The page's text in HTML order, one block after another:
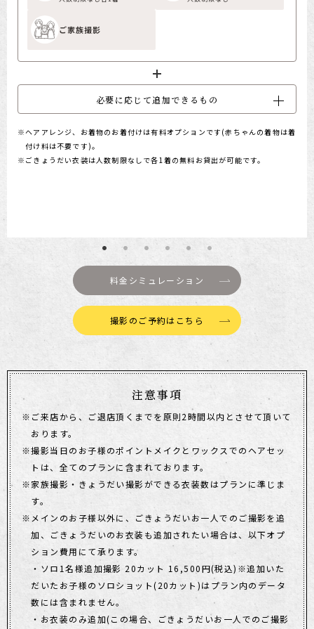
ご家族撮影
必要に応じて追加できるもの
ヘアアレンジ、お着物のお着付けは有料オプションです(赤ちゃんの着物は着
付け料は不要です)。
ごきょうだい衣装は人数制限なしで各1着の無料お貸出が可能です。
料金シミュレーション
撮影のご予約はこちら
注意事項
ご来店から、ご退店頂くまでを原則2時間以内とさせて頂いて
おります。
撮影当日のお子様のポイントメイクとワックスでのヘアセッ
トは、全てのプランに含まれております。
家族撮影・きょうだい撮影ができる衣装数はプランに準じま
す。
メインのお子様以外に、ごきょうだいお一人でのご撮影を追
加、ごきょうだいのお衣装も追加されたい場合は、以下オプ
ション費用にて承ります。
・ソロ1名様追加撮影 20カット 16,500円(税込)※追加いた
だいたお子様のソロショット(20カット)はプラン内のデータ
数には含まれません。
・お衣装のみ追加(この場合、ごきょうだいお一人でのご撮影